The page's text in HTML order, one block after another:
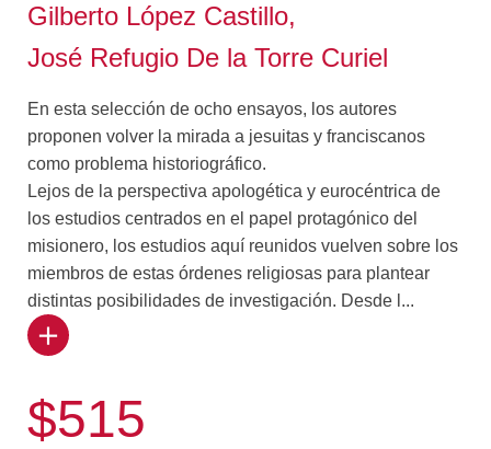
Gilberto López Castillo,
José Refugio De la Torre Curiel
En esta selección de ocho ensayos, los autores
proponen volver la mirada a jesuitas y franciscanos
como problema historiográfico.
Lejos de la perspectiva apologética y eurocéntrica de
los estudios centrados en el papel protagónico del
misionero, los estudios aquí reunidos vuelven sobre los
miembros de estas órdenes religiosas para plantear
distintas posibilidades de investigación. Desde l...
as consideraciones institucionales sobre el quehacer
interpersonales donde asoman identidades en conflicto,
los trabajos aquí reunidos invitan a repensar los
$515